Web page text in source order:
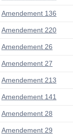
Amendement 136
Amendement 220
Amendement 26
Amendement 27
Amendement 213
Amendement 141
Amendement 28
Amendement 29